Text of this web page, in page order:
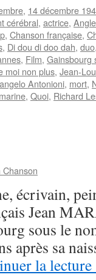
, 14 décembre
cérébral, actrice,
, Chanson française,
, Di dou di doo dah, duo
, Film, Gainsbourg
moi non plus, Jean-
Antonioni, mort,
, Quoi, Richard
Chanson
écrivain,
Jean
sous le
après sa
la lecture